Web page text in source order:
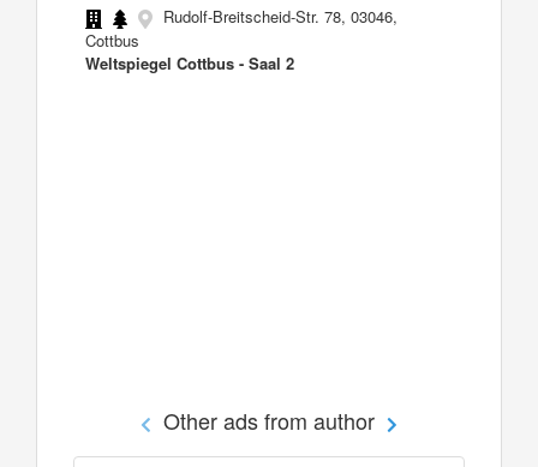
Rudolf-Breitscheid-Str. 78, 03046,
Cottbus
Weltspiegel Cottbus - Saal 2
Other ads from author